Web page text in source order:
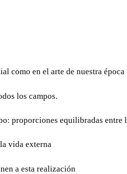
como en el arte de nuestra época
los campos.
proporciones equilibradas
vida externa
a esta realización